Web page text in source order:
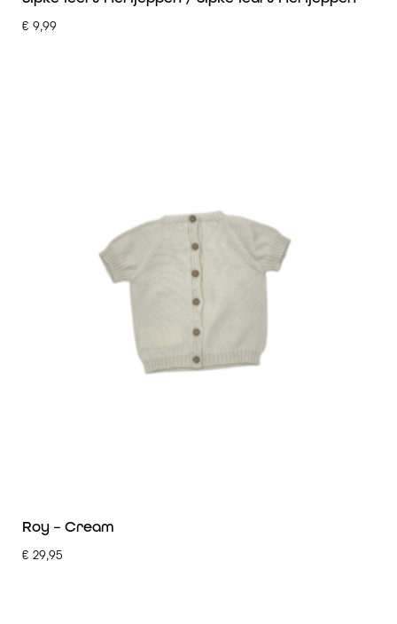
€ 9,99
Roy – Cream
€ 29,95